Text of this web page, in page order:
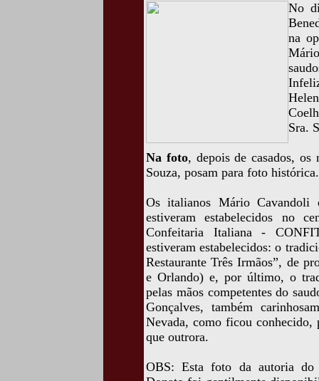
No
na
Sra.
Na foto, depois de casados,
Souza, posam para foto histórica.
Os italianos Mário Cavandoli
estiveram estabelecidos no
Confeitaria Italiana -
estiveram estabelecidos: o
Restaurante Três Irmãos”, de
e Orlando) e, por último, o
pelas mãos competentes do
Gonçalves, também
Nevada, como ficou conhecido,
que outrora.
OBS: Esta foto da autoria do